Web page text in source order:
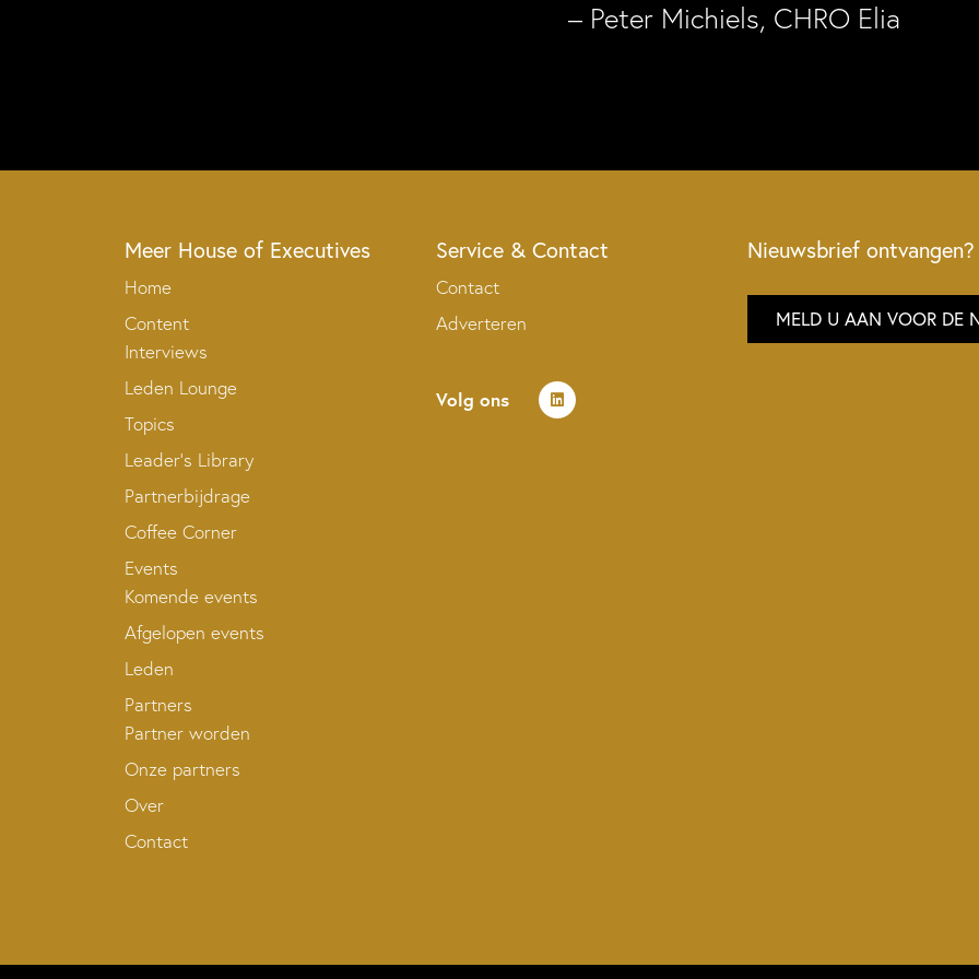
– Peter Michiels, CHRO Elia
Meer House of Executives
Home
Content
Interviews
Leden Lounge
Topics
Leader’s Library
Partnerbijdrage
Coffee Corner
Events
Komende events
Afgelopen events
Leden
Partners
Partner worden
Onze partners
Over
Contact
Service & Contact
Contact
Adverteren
Volg ons
Nieuwsbrief ontvangen?
MELD U AAN VOOR DE